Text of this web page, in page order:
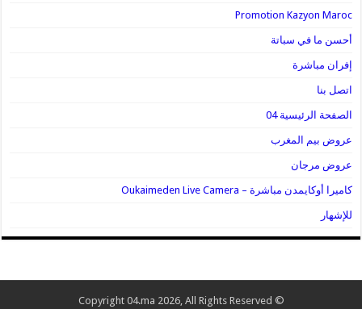
Promotion Kazyon Maroc
أحسن ما في سباتة
إفران مباشرة
اتصل بنا
الصفحة الرئيسية 04
عروض بيم المغرب
عروض مرجان
كاميرا أوكايمدن مباشرة – Oukaimeden Live Camera
للإشهار
© Copyright 04.ma 2026, All Rights Reserved